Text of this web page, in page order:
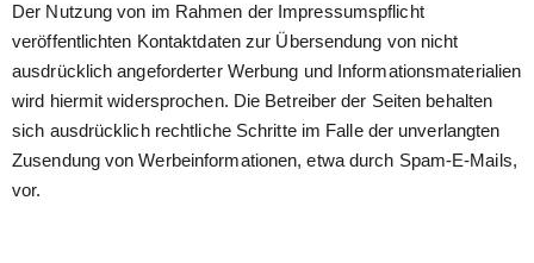
Der Nutzung von im Rahmen der Impressumspflicht
veröffentlichten Kontaktdaten zur Übersendung von nicht
ausdrücklich angeforderter Werbung und Informationsmaterialien
wird hiermit widersprochen. Die Betreiber der Seiten behalten
sich ausdrücklich rechtliche Schritte im Falle der unverlangten
Zusendung von Werbeinformationen, etwa durch Spam-E-Mails,
vor.